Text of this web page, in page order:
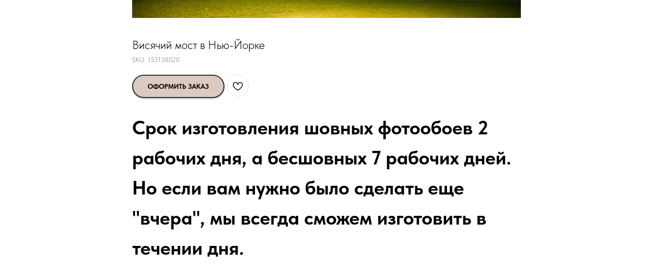
Висячий мост в Нью-Йорке
SKU: 153138020
ОФОРМИТЬ ЗАКАЗ
Срок изготовления шовных фотообоев 2
рабочих дня, а бесшовных 7 рабочих дней.
Но если вам нужно было сделать еще
"вчера", мы всегда сможем изготовить в
течении дня.